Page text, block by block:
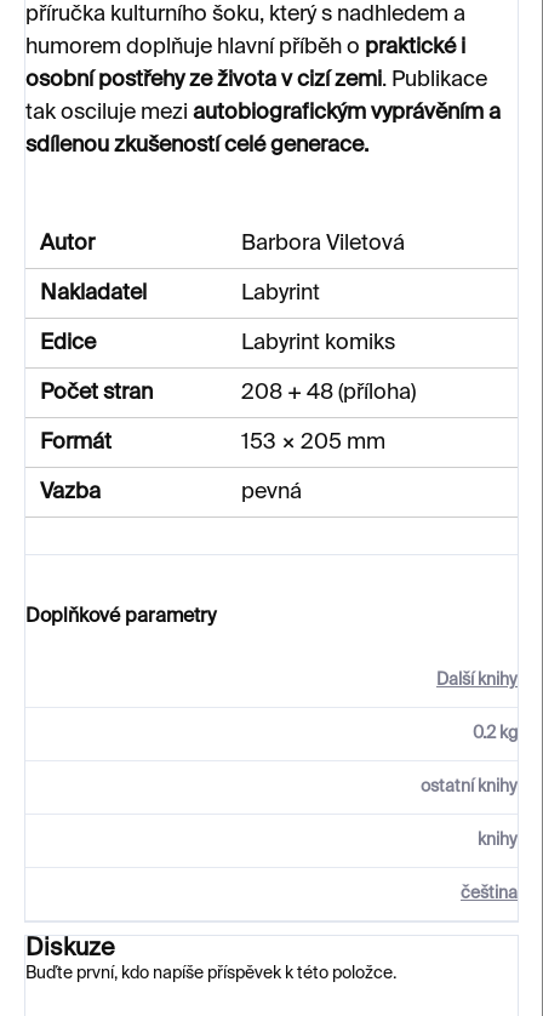
příručka kulturního šoku, který s nadhledem a
humorem doplňuje hlavní příběh o praktické i
osobní postřehy ze života v cizí zemi. Publikace
tak osciluje mezi autobiografickým vyprávěním a
sdílenou zkušeností celé generace.
Autor Barbora Viletová
Nakladatel Labyrint
Edice Labyrint komiks
Počet stran 208 + 48 (příloha)
Formát 153 × 205 mm
Vazba pevná
Doplňkové parametry
Další knihy
0.2 kg
ostatní knihy
knihy
čeština
Diskuze
Buďte první, kdo napíše příspěvek k této položce.